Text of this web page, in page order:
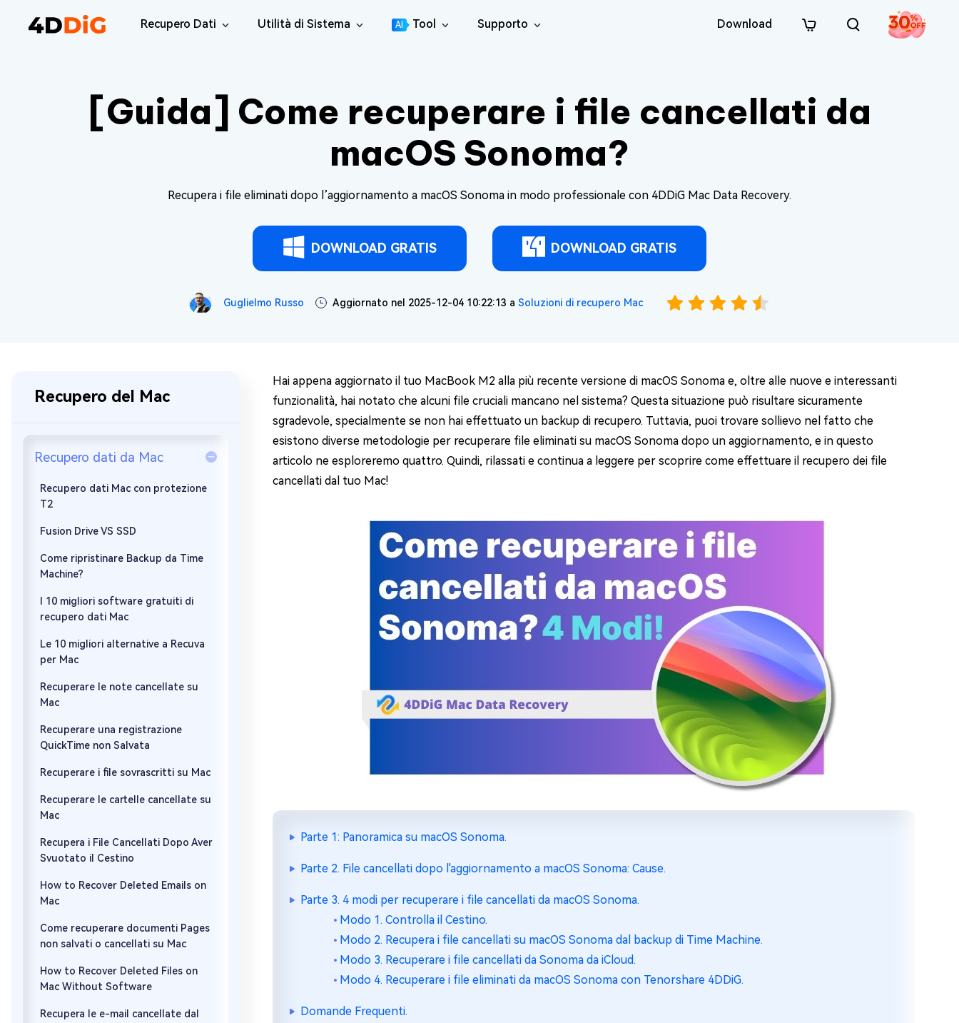
Recupero Dati
Mac Data Recovery
Recuperare i file eliminati da MacOS
Utilità di Sistema
4DDiG Duplicate File Deleter
Trovare e Rimuovere i File Duplicati
Tenorshare Cleamio
New
4DDiG DLL Fixer
Windows Boot Genius
Riparate i problemi di Windows in pochi minuti
Mac Boot Genius
GRATIS
AI Tool
4DDiG Video Repair
Riparare i Video Danneggiati
4DDiG Photo Repair
4DDiG Audio Repair
Salva i file audio danneggiati
4DDiG Online File Repair
Supporto
Guida utente
Centro guida per l'utente
Come Guidare
Download
[Guida] Come recuperare i file cancellati da
macOS Sonoma?
Recupera i file eliminati dopo l’aggiornamento a macOS Sonoma in modo professionale con 4DDiG Mac Data Recovery.
DOWNLOAD GRATIS DOWNLOAD GRATIS
Guglielmo Russo Aggiornato nel 2025-12-04 10:22:13 a Soluzioni di recupero Mac
Recupero del Mac
Recupero dati da Mac
Recupero dati Mac con protezione
T2
Fusion Drive VS SSD
Come ripristinare Backup da Time
Machine?
I 10 migliori software gratuiti di
recupero dati Mac
Le 10 migliori alternative a Recuva
per Mac
Recuperare le note cancellate su
Mac
Recuperare una registrazione
QuickTime non Salvata
Recuperare i file sovrascritti su Mac
Recuperare le cartelle cancellate su
Mac
Recupera i File Cancellati Dopo Aver
Svuotato il Cestino
How to Recover Deleted Emails on
Mac
Come recuperare documenti Pages
non salvati o cancellati su Mac
How to Recover Deleted Files on
Mac Without Software
Recupera le e-mail cancellate dal
Hai appena aggiornato il tuo MacBook M2 alla più recente versione di macOS Sonoma e, oltre alle nuove e interessanti
funzionalità, hai notato che alcuni file cruciali mancano nel sistema? Questa situazione può risultare sicuramente
sgradevole, specialmente se non hai effettuato un backup di recupero. Tuttavia, puoi trovare sollievo nel fatto che
esistono diverse metodologie per recuperare file eliminati su macOS Sonoma dopo un aggiornamento, e in questo
articolo ne esploreremo quattro. Quindi, rilassati e continua a leggere per scoprire come effettuare il recupero dei file
cancellati dal tuo Mac!
Parte 1: Panoramica su macOS Sonoma.
Parte 2. File cancellati dopo l'aggiornamento a macOS Sonoma: Cause.
Parte 3. 4 modi per recuperare i file cancellati da macOS Sonoma.
Modo 1. Controlla il Cestino.
Modo 2. Recupera i file cancellati su macOS Sonoma dal backup di Time Machine.
Modo 3. Recuperare i file cancellati da Sonoma da iCloud.
Modo 4. Recuperare i file eliminati da macOS Sonoma con Tenorshare 4DDiG.
Domande Frequenti.